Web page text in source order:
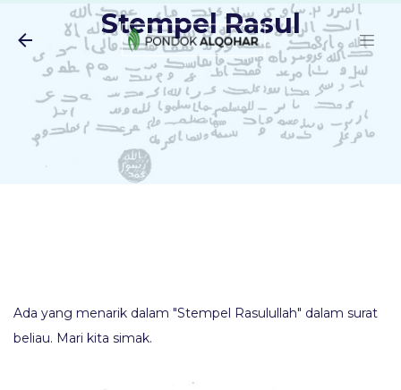
Langsung ke konten utama
Stempel Rasul
Ada yang menarik dalam "Stempel Rasulullah" dalam surat
beliau. Mari kita simak.